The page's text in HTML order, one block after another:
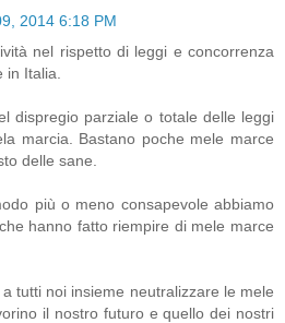
2014 6:18 PM
nel rispetto di leggi e concorrenza
Italia.
dispregio parziale o totale delle leggi
marcia. Bastano poche mele marce
delle sane.
più o meno consapevole abbiamo
hanno fatto riempire di mele marce
tutti noi insieme neutralizzare le mele
il nostro futuro e quello dei nostri